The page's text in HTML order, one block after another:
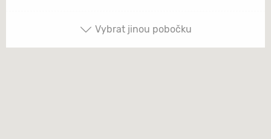
Vybrat jinou pobočku